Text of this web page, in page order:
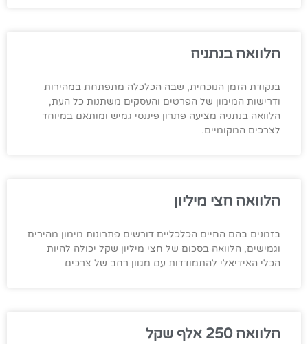
הלוואה בנתניה
בנקודת הזמן הנוכחית, שבה הכלכלה מתפתחת במהירות
ודרישות המימון של הפרטים והעסקים משתנות כל העת,
הלוואה בנתניה מציעה פתרון פיננסי גמיש ומותאם במיוחד
לצרכים המקומיים.
הלוואה חצי מיליון
בזמנים בהם החיים הכלכליים דורשים פתרונות מימון מהירים
וגמישים, הלוואה בסכום של חצי מיליון שקל יכולה להיות
הכלי האידיאלי להתמודדות עם מגוון רחב של צרכים
הלוואה 250 אלף שקל